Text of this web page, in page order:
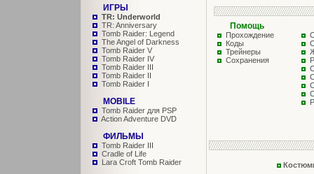
ИГРЫ
TR: Underworld
TR: Anniversary
Tomb Raider: Legend
The Angel of Darkness
Tomb Raider V
Tomb Raider IV
Tomb Raider III
Tomb Raider II
Tomb Raider I
MOBILE
Tomb Raider для PSP
Action Adventure DVD
ФИЛЬМЫ
Tomb Raider III
Cradle of Life
Lara Croft Tomb Raider
Помощь
Прохождение
Коды
Трейнеры
Сохранения